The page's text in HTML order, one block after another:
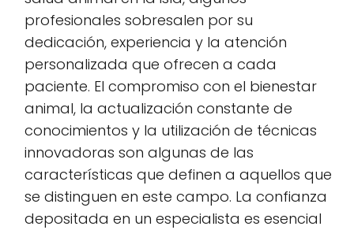
profesionales sobresalen por su
dedicación, experiencia y la atención
personalizada que ofrecen a cada
paciente. El compromiso con el bienestar
animal, la actualización constante de
conocimientos y la utilización de técnicas
innovadoras son algunas de las
características que definen a aquellos que
se distinguen en este campo. La confianza
depositada en un especialista es esencial